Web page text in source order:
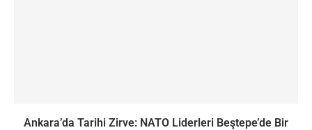
Ankara’da Tarihi Zirve: NATO Liderleri Beştepe’de Bir